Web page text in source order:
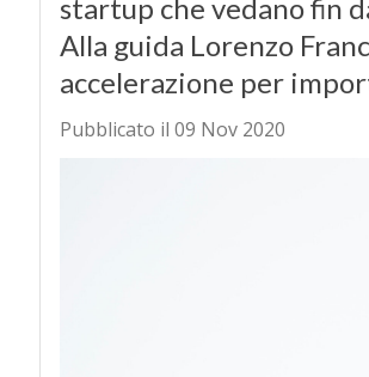
startup che vedano fin
Alla guida Lorenzo
accelerazione per
Pubblicato il 09 Nov 2020